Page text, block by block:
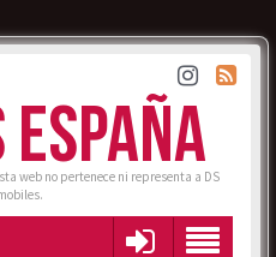
web no pertenece ni representa a DS